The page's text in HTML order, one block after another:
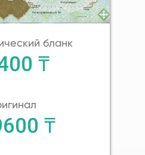
бланк
₸
₸